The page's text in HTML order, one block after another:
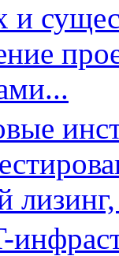
и